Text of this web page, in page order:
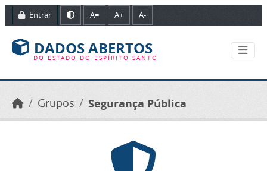
Ir para o conteúdo principal
Entrar A= A+ A-
DADOS ABERTOS
DO ESTADO DO ESPÍRITO SANTO
Grupos Segurança Pública